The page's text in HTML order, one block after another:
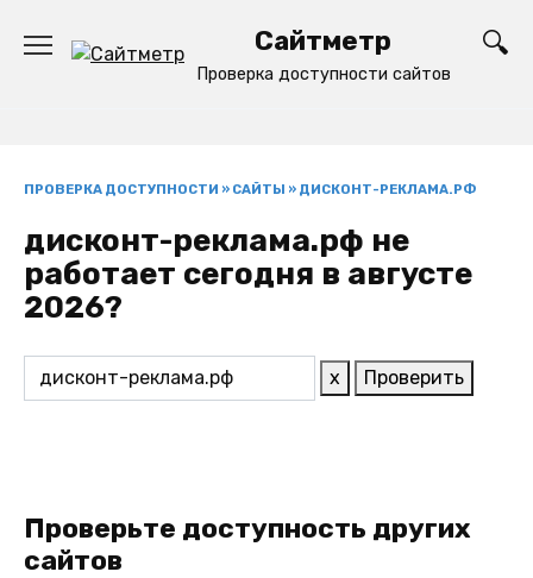
содержанию
Сайтметр
Проверка доступности сайтов
ПРОВЕРКА ДОСТУПНОСТИ » САЙТЫ » ДИСКОНТ-РЕКЛАМА.РФ
дисконт-реклама.рф не
работает сегодня в августе
2026?
x Проверить
Проверьте доступность других
сайтов